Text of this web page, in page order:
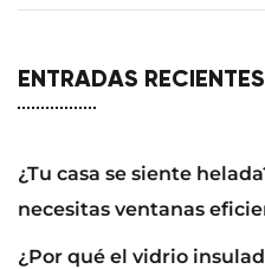
ENTRADAS RECIENTES
¿Tu casa se siente
necesitas ventanas
¿Por qué el vidrio